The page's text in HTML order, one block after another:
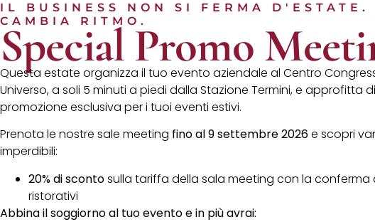
IL BUSINESS NON SI FERMA D'ESTATE.
CAMBIA RITMO.
Special Promo
Questa estate organizza il tuo evento aziendale al Centro
Universo, a soli 5 minuti a piedi dalla Stazione Termini, e approfitta
promozione esclusiva per i tuoi eventi estivi.
Prenota le nostre sale meeting fino al 9 settembre 2026e scopri
imperdibili:
20% di scontosulla tariffa della sala meeting con la conferma
ristorativi
Abbina il soggiorno al tuo evento e in più avrai: